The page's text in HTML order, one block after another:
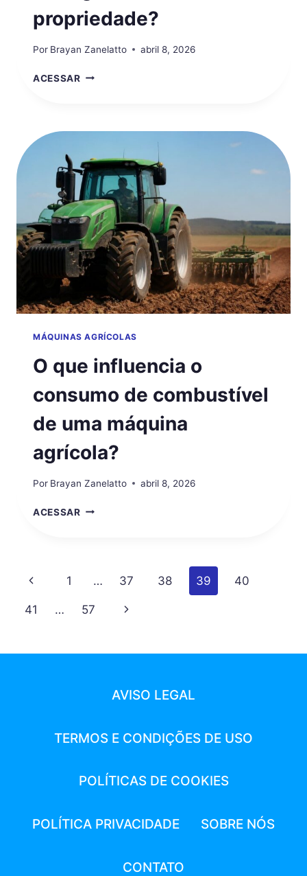
propriedade?
Por Brayan Zanelatto abril 8, 2026
ACESSAR PARA
PÁ
NA
PROPRIEDADE?
MÁQUINAS AGRÍCOLAS
O que influencia o
consumo de combustível
de uma máquina
agrícola?
Por Brayan Zanelatto abril 8, 2026
ACESSAR O
DE
DE
AGRÍCOLA?
Navegação
da
Página
Anterior
1 … 37 38 39 40
41 … 57
Página
AVISO LEGAL
TERMOS E CONDIÇÕES DE USO
POLÍTICAS DE COOKIES
POLÍTICA PRIVACIDADE SOBRE NÓS
CONTATO